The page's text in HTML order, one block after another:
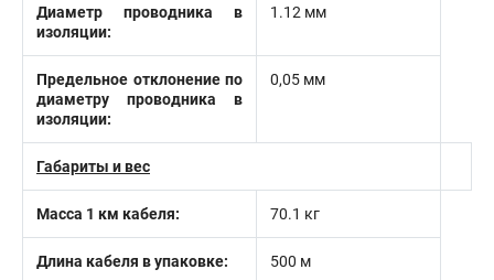
Диаметр проводника в
изоляции:
1.12 мм
Предельное отклонение по
диаметру проводника в
изоляции:
0,05 мм
Габариты и вес
Масса 1 км кабеля: 70.1 кг
Длина кабеля в упаковке: 500 м